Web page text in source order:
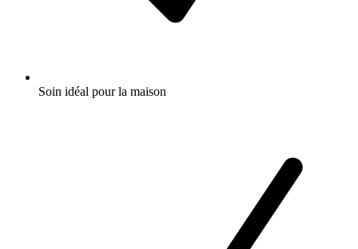
Soin idéal pour la maison